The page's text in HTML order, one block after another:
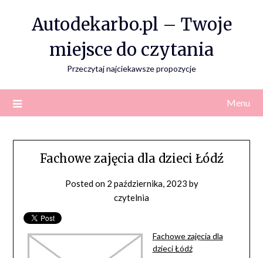
Autodekarbo.pl – Twoje
miejsce do czytania
Przeczytaj najciekawsze propozycje
Menu
Fachowe zajęcia dla dzieci Łódź
Posted on 2 października, 2023 by
czytelnia
Fachowe zajęcia dla
dzieci Łódź